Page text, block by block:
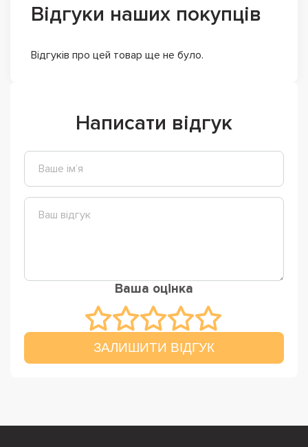
Відгуки наших покупців
Відгуків про цей товар ще не було.
Написати відгук
Ваша оцінка
ЗАЛИШИТИ ВІДГУК